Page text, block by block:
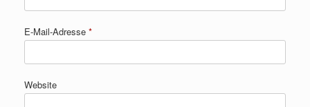
E-Mail-Adresse *
Website